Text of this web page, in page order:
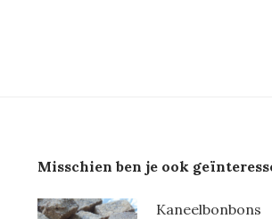
Misschien ben je ook
Kaneelbonbons